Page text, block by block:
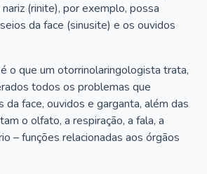
(rinite), por exemplo, possa
da face (sinusite) e os ouvidos
o que um otorrinolaringologista trata,
todos os problemas que
da face, ouvidos e garganta, além das
o olfato, a respiração, a fala, a
– funções relacionadas aos órgãos